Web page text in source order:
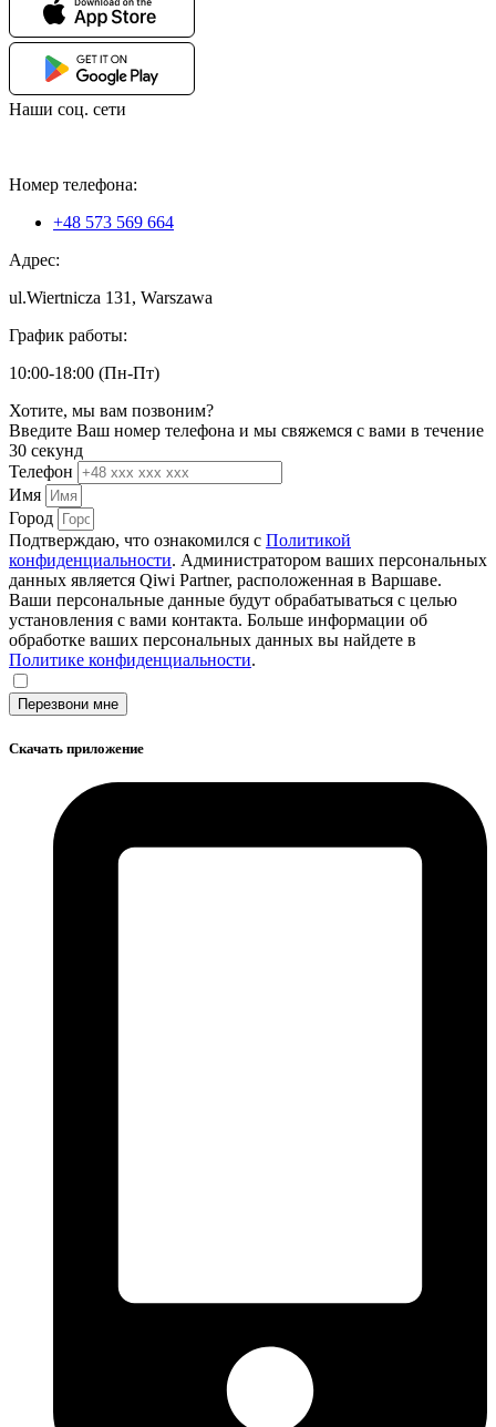
Наши соц. сети
Номер телефона:
+48 573 569 664
Адрес:
ul.Wiertnicza 131, Warszawa
График работы:
10:00-18:00 (Пн-Пт)
Хотите, мы вам позвоним?
Введите Ваш номер телефона и мы свяжемся с вами в течение
30 секунд
Телефон
Имя
Город
Подтверждаю, что ознакомился с Политикой
конфиденциальности. Администратором ваших персональных
данных является Qiwi Partner, расположенная в Варшаве.
Ваши персональные данные будут обрабатываться с целью
установления с вами контакта. Больше информации об
обработке ваших персональных данных вы найдете в
Политике конфиденциальности.
Перезвони мне
Скачать приложение